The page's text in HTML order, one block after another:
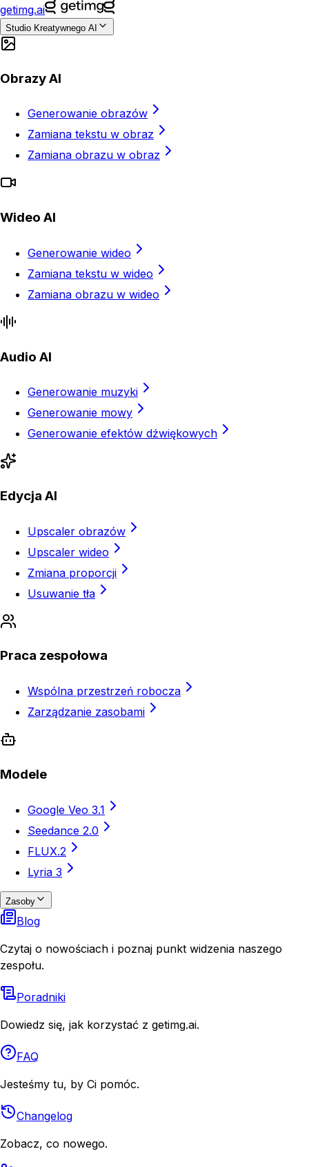
getimg.ai
Studio Kreatywnego AI
Obrazy AI
Generowanie obrazów
Zamiana tekstu w obraz
Zamiana obrazu w obraz
Wideo AI
Generowanie wideo
Zamiana tekstu w wideo
Zamiana obrazu w wideo
Audio AI
Generowanie muzyki
Generowanie mowy
Generowanie efektów dźwiękowych
Edycja AI
Upscaler obrazów
Upscaler wideo
Zmiana proporcji
Usuwanie tła
Praca zespołowa
Wspólna przestrzeń robocza
Zarządzanie zasobami
Modele
Google Veo 3.1
Seedance 2.0
FLUX.2
Lyria 3
Zasoby
Blog
Czytaj o nowościach i poznaj punkt widzenia naszego
zespołu.
Poradniki
Dowiedz się, jak korzystać z getimg.ai.
FAQ
Jesteśmy tu, by Ci pomóc.
Changelog
Zobacz, co nowego.